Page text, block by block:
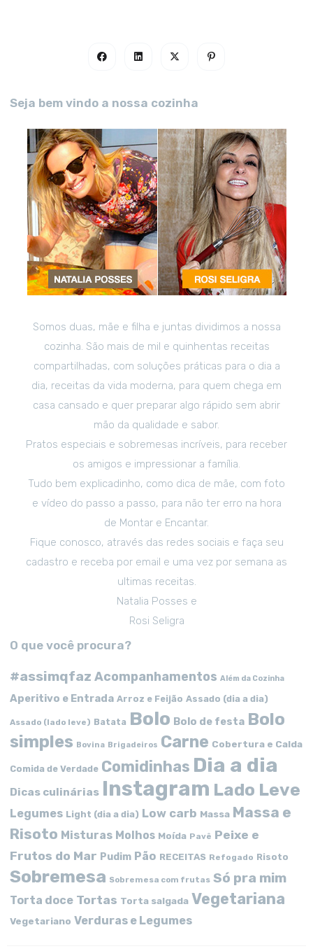
Seja bem vindo a nossa cozinha
Somos duas, mãe e filha e juntas dividimos a nossa
cozinha. São mais de mil e quinhentas receitas
compartilhadas, com soluções práticas para o dia a
dia, receitas da vida moderna, para quem chega em
casa cansado e quer preparar algo rápido sem abrir
mão da qualidade e sabor.
Pratos especiais e sobremesas incríveis, para receber
os amigos e impressionar a família.
Tudo bem explicadinho, como dica de mãe, com foto
e vídeo do passo a passo, para não ter erro na hora
de Montar e Encantar.
Fique conosco, através das redes sociais e faça seu
cadastro e receba por email e uma vez por semana as
ultimas receitas.
Natalia Posses e
Rosi Seligra
O que você procura?
#assimqfaz Acompanhamentos Além da Cozinha
Aperitivo e Entrada Arroz e Feijão Assado (dia a dia)
Assado (lado leve) Batata Bolo Bolo de festa Bolo
simples Bovina Brigadeiros Carne Cobertura e Calda
Comida de Verdade Comidinhas Dia a dia
Dicas culinárias Instagram Lado Leve
Legumes Light (dia a dia) Low carb Massa Massa e
Risoto Misturas Molhos Moída Pavê Peixe e
Frutos do Mar Pudim Pão RECEITAS Refogado Risoto
Sobremesa Sobremesa com frutas Só pra mim
Torta doce Tortas Torta salgada Vegetariana
Vegetariano Verduras e Legumes